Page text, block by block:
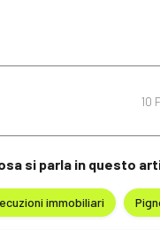
10
si parla in questo
immobiliari